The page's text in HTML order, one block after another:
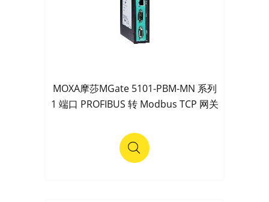
MOXA摩莎MGate 5101-PBM-MN 系列
1 端口 PROFIBUS 转 Modbus TCP 网关